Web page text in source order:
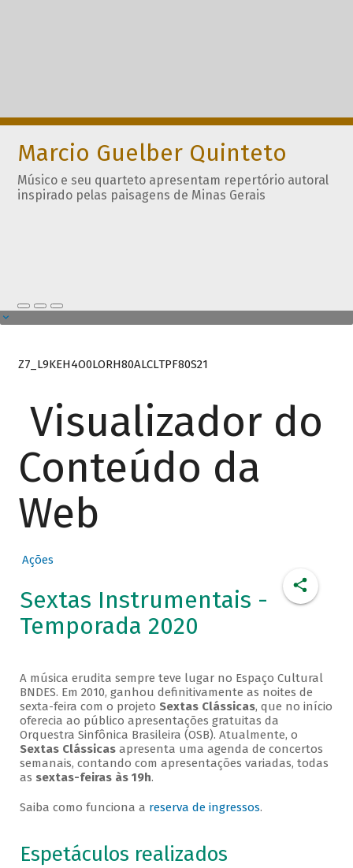
Marcio Guelber Quinteto
Músico e seu quarteto apresentam repertório autoral
inspirado pelas paisagens de Minas Gerais
Z7_L9KEH4O0LORH80ALCLTPF80S21
Visualizador do
Conteúdo da
Web
Ações
Sextas Instrumentais -
Temporada 2020
A música erudita sempre teve lugar no Espaço Cultural
BNDES. Em 2010, ganhou definitivamente as noites de
sexta-feira com o projeto Sextas Clássicas, que no início
oferecia ao público apresentações gratuitas da
Orquestra Sinfônica Brasileira (OSB). Atualmente, o
Sextas Clássicasapresenta uma agenda de concertos
semanais, contando com apresentações variadas, todas
as sextas-feiras às 19h.
Saiba como funciona a reserva de ingressos.
Espetáculos realizados